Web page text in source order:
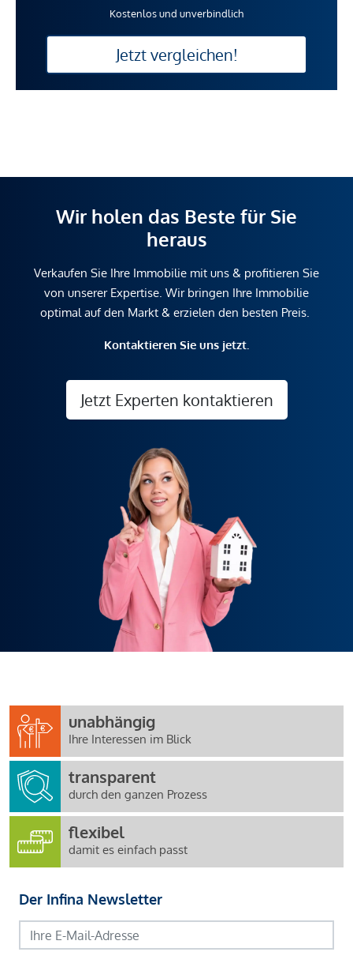
Kostenlos und unverbindlich
Jetzt vergleichen!
Wir holen das Beste für Sie
heraus
Verkaufen Sie Ihre Immobilie mit uns & profitieren Sie
von unserer Expertise. Wir bringen Ihre Immobilie
optimal auf den Markt & erzielen den besten Preis.
Kontaktieren Sie uns jetzt.
Jetzt Experten kontaktieren
unabhängig
Ihre Interessen im Blick
transparent
durch den ganzen Prozess
flexibel
damit es einfach passt
Der Infina Newsletter